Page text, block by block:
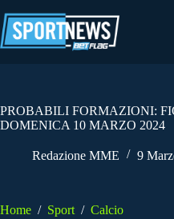
al
contenuto
PROBABILI FORMAZIONI:
DOMENICA 10 MARZO 2024
Redazione MME 9
Home / Sport / Calcio